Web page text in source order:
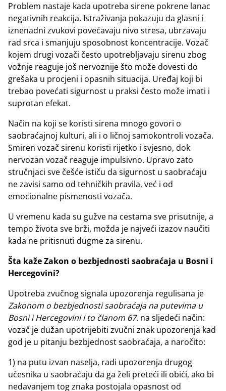
Problem nastaje kada upotreba sirene pokrene lanac
negativnih reakcija. Istraživanja pokazuju da glasni i
iznenadni zvukovi povećavaju nivo stresa, ubrzavaju
rad srca i smanjuju sposobnost koncentracije. Vozač
kojem drugi vozači često upotrebljavaju sirenu zbog
vožnje reaguje još nervoznije što može dovesti do
grešaka u procjeni i opasnih situacija. Uređaj koji bi
trebao povećati sigurnost u praksi često može imati i
suprotan efekat.
Način na koji se koristi sirena mnogo govori o
saobraćajnoj kulturi, ali i o ličnoj samokontroli vozača.
Smiren vozač sirenu koristi rijetko i svjesno, dok
nervozan vozač reaguje impulsivno. Upravo zato
stručnjaci sve češće ističu da sigurnost u saobraćaju
ne zavisi samo od tehničkih pravila, već i od
emocionalne pismenosti vozača.
U vremenu kada su gužve na cestama sve prisutnije, a
tempo života sve brži, možda je najveći izazov naučiti
kada ne pritisnuti dugme za sirenu.
Šta kaže Zakon o bezbjednosti saobraćaja u Bosni i
Hercegovini?
Upotreba zvučnog signala upozorenja regulisana je
Zakonom o bezbjednosti saobraćaja na putevima u
Bosni i Hercegovini i to članom 67. na sljedeći način:
vozač je dužan upotrijebiti zvučni znak upozorenja kad
god je u pitanju bezbjednost saobraćaja, a naročito:
1) na putu izvan naselja, radi upozorenja drugog
učesnika u saobraćaju da ga želi preteći ili obići, ako bi
nedavanjem tog znaka postojala opasnost od